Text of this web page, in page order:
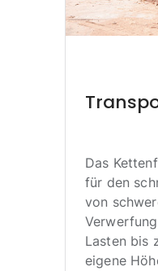
Das
für den
von
Lasten bis
eigene